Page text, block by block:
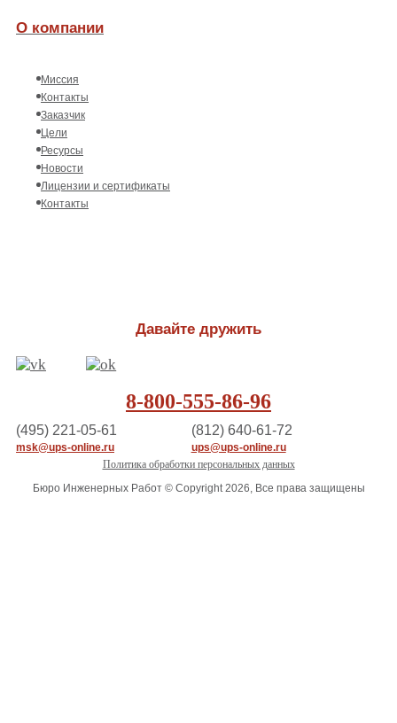
О компании
Миссия
Контакты
Заказчик
Цели
Ресурсы
Новости
Лицензии и сертификаты
Контакты
Давайте дружить
8-800-555-86-96
(495) 221-05-61
msk@ups-online.ru
(812) 640-61-72
ups@ups-online.ru
Политика обработки персональных данных
Бюро Инженерных Работ © Copyright 2026, Все права защищены